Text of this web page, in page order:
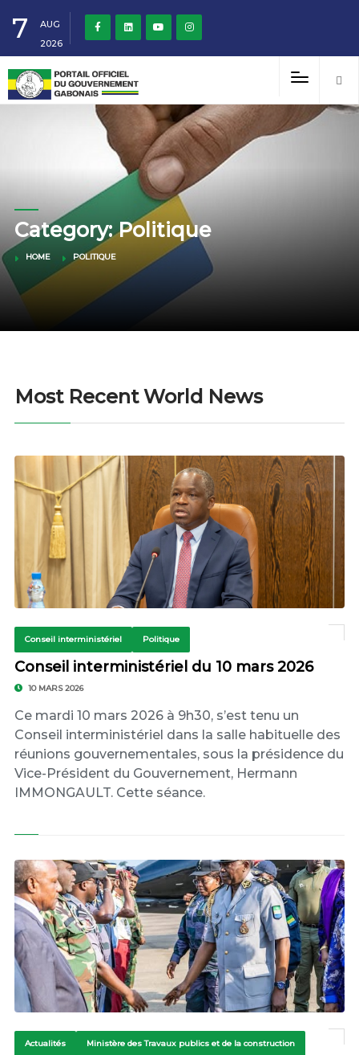
7
AUG
2026
Category: Politique
HOME POLITIQUE
Most Recent World News
Conseil interministériel Politique
Conseil interministériel du 10 mars 2026
10 MARS 2026
Ce mardi 10 mars 2026 à 9h30, s’est tenu un
Conseil interministériel dans la salle habituelle des
réunions gouvernementales, sous la présidence du
Vice-Président du Gouvernement, Hermann
IMMONGAULT. Cette séance.
Actualités Ministère des Travaux publics et de la construction